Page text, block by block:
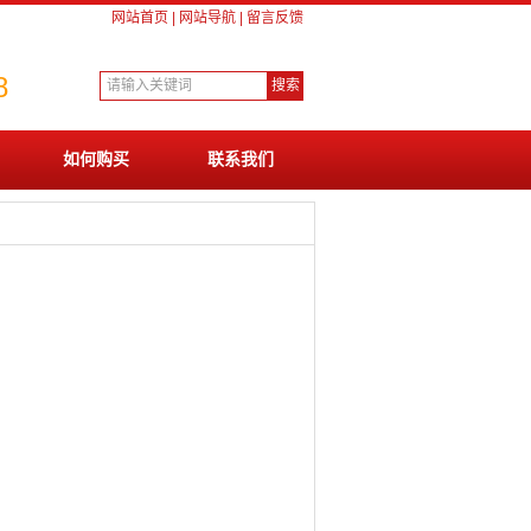
网站首页 网站导航 留言反馈
如何购买 联系我们